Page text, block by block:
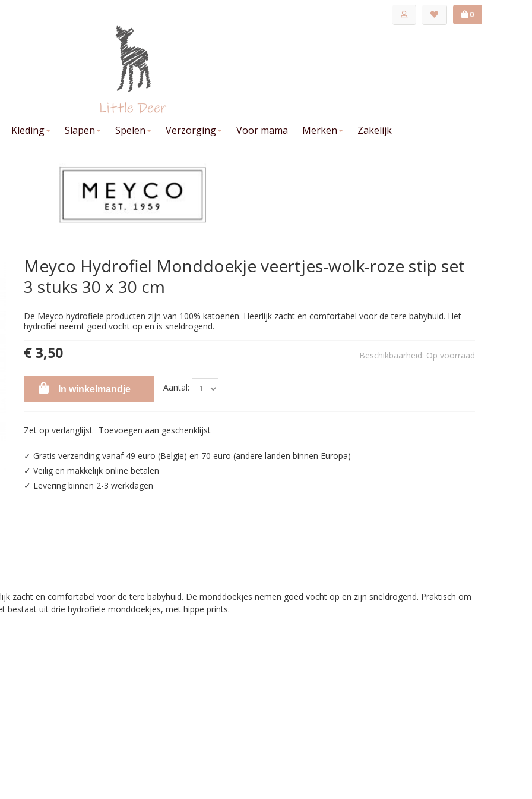
0
Kleding Slapen Spelen Verzorging Voor mama Merken Zakelijk
Meyco Hydrofiel Monddoekje veertjes-wolk-roze stip set
3 stuks 30 x 30 cm
De Meyco hydrofiele producten zijn van 100% katoenen. Heerlijk zacht en comfortabel voor de tere babyhuid. Het
hydrofiel neemt goed vocht op en is sneldrogend.
Beschikbaarheid: Op voorraad
€ 3,50
Aantal:
In winkelmandje
Zet op verlanglijst Toevoegen aan geschenklijst
✓ Gratis verzending vanaf 49 euro (Belgie) en 70 euro (andere landen binnen Europa)
✓ Veilig en makkelijk online betalen
✓ Levering binnen 2-3 werkdagen
zacht en comfortabel voor de tere babyhuid. De monddoekjes nemen goed vocht op en zijn sneldrogend. Praktisch om
bestaat uit drie hydrofiele monddoekjes, met hippe prints.